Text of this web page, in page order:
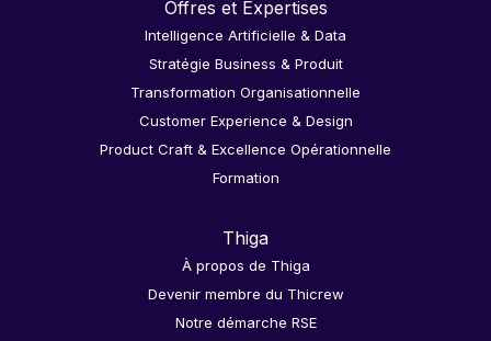
Offres et Expertises
Intelligence Artificielle & Data
Stratégie Business & Produit
Transformation Organisationnelle
Customer Experience & Design
Product Craft & Excellence Opérationnelle
Formation
Thiga
À propos de Thiga
Devenir membre du Thicrew
Notre démarche RSE